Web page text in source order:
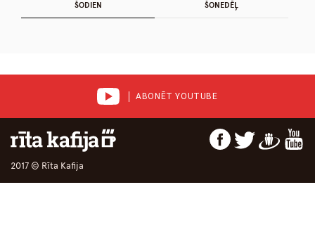
ŠODIEN ŠONEDĒĻ
ABONĒT YOUTUBE
2017 © Rīta Kafija